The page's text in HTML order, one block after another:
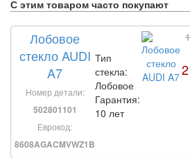
С этим товаром часто покупают
Лобовое
стекло AUDI
A7
Номер детали:
502801101
Еврокод:
8608AGACMVWZ1B
Тип
стекла:
Лобовое
Гарантия:
10 лет